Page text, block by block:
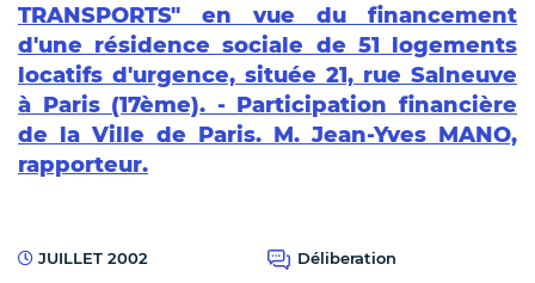
TRANSPORTS" en vue du financement
d'une résidence sociale de 51 logements
locatifs d'urgence, située 21, rue Salneuve
à Paris (17ème). - Participation financière
de la Ville de Paris. M. Jean-Yves MANO,
rapporteur.
JUILLET 2002
Déliberation